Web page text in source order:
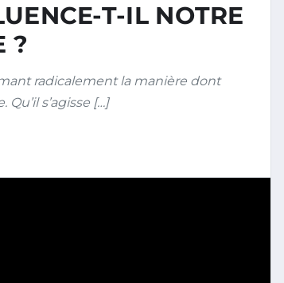
T-IL NOTRE
?
radicalement la manière dont
s’agisse […]